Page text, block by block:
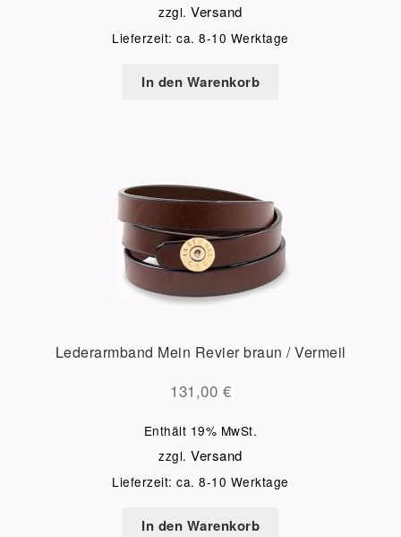
zzgl.Versand
Lieferzeit: ca. 8-10 Werktage
In den Warenkorb
Lederarmband Mein Revier braun / Vermeil
131,00 €
Enthält 19% MwSt.
zzgl.Versand
Lieferzeit: ca. 8-10 Werktage
In den Warenkorb